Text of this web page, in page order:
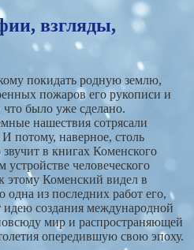
взгляды,
покидать родную землю,
пожаров его рукописи и
было уже сделано.
нашествия сотрясали
потому, наверное, столь
в книгах Коменского
человеческого
этому Коменский видел в
из последних работ его,
создания международной
мир и распространяющей
опередившую свою эпоху.